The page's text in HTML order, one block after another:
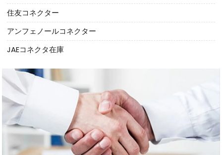
住友コネクター
アンフェノールコネクター
JAEコネクタ在庫